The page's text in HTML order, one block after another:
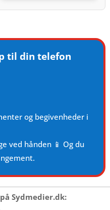
til din telefon
og begivenheder i
ved hånden 📱 Og du
Sydmedier.dk: